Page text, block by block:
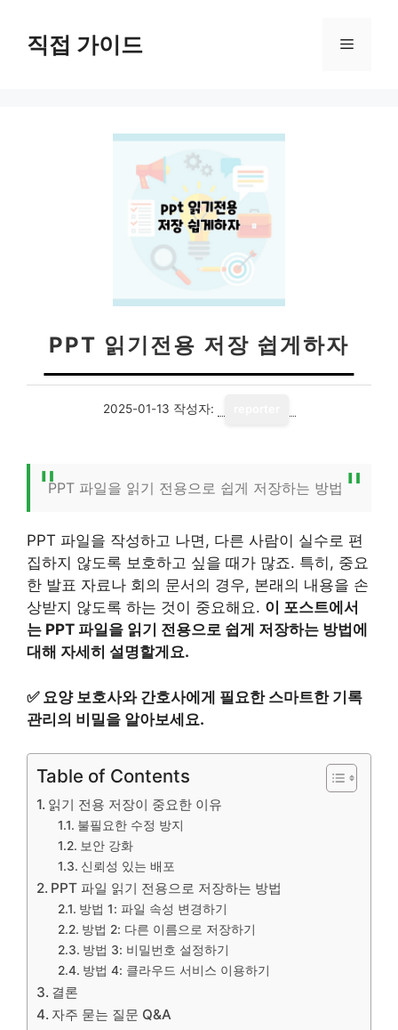
직접 가이드 메
PPT 읽기전용 저장 쉽게하자
2025-01-13 작성자:
PPT 파일을 읽기 전용으로 쉽게 저장하는 방법
PPT 파일을 작성하고 나면, 다른 사람이 실수로 편
집하지 않도록 보호하고 싶을 때가 많죠. 특히, 중요
한 발표 자료나 회의 문서의 경우, 본래의 내용을 손
상받지 않도록 하는 것이 중요해요. 이 포스트에서
는 PPT 파일을 읽기 전용으로 쉽게 저장하는 방법에
대해 자세히 설명할게요.
✅ 요양 보호사와 간호사에게 필요한 스마트한 기록
관리의 비밀을 알아보세요.
Table of Contents
읽기 전용 저장이 중요한 이유
불필요한 수정 방지
보안 강화
신뢰성 있는 배포
PPT 파일 읽기 전용으로 저장하는 방법
방법 1: 파일 속성 변경하기
방법 2: 다른 이름으로 저장하기
방법 3: 비밀번호 설정하기
방법 4: 클라우드 서비스 이용하기
결론
자주 묻는 질문 Q&A